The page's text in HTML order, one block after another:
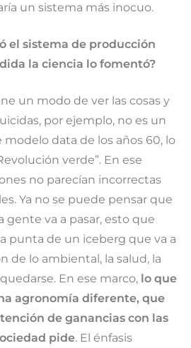
un sistema más inocuo.
el sistema de producción
la ciencia lo fomentó?
un modo de ver las cosas y
por ejemplo, no es un
modelo data de los años 60, lo
verde”. En ese
no parecían incorrectas
Ya no se puede pensar que
va a pasar, esto que
punta de un iceberg que va a
de lo ambiental, la salud, la
En ese marco, lo que
agronomía diferente, que
de ganancias con las
pide. El énfasis